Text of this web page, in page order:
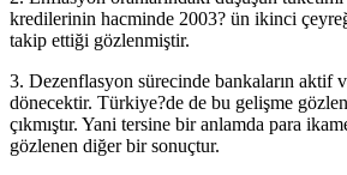
kredilerinin hacminde 2003? ün ikinci
takip ettiği gözlenmiştir.
3. Dezenflasyon sürecinde bankaların aktif
dönecektir. Türkiye?de de bu gelişme
çıkmıştır. Yani tersine bir anlamda para
gözlenen diğer bir sonuçtur.